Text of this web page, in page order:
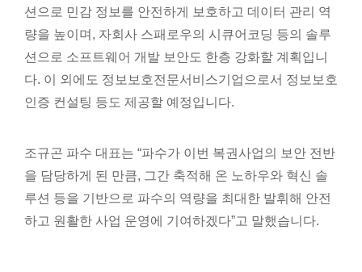
션으로 민감 정보를 안전하게 보호하고 데이터 관리 역
량을 높이며, 자회사 스패로우의 시큐어코딩 등의 솔루
션으로 소프트웨어 개발 보안도 한층 강화할 계획입니
다. 이 외에도 정보보호전문서비스기업으로서 정보보호
인증 컨설팅 등도 제공할 예정입니다.
조규곤 파수 대표는 “파수가 이번 복권사업의 보안 전반
을 담당하게 된 만큼, 그간 축적해 온 노하우와 혁신 솔
루션 등을 기반으로 파수의 역량을 최대한 발휘해 안전
하고 원활한 사업 운영에 기여하겠다”고 말했습니다.